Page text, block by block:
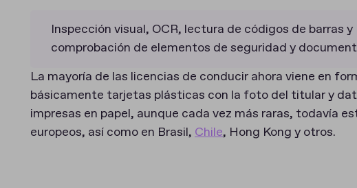
Inspección visual, OCR, lectura de códigos de barras
comprobación de elementos de seguridad y
La mayoría de las licencias de conducir ahora viene en
básicamente tarjetas plásticas con la foto del titular y
impresas en papel, aunque cada vez más raras, todavía
europeos, así como en Brasil, Chile, Hong Kong y otros.